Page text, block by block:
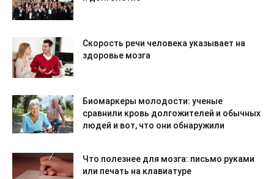
Скорость речи человека указывает на
здоровье мозга
Биомаркеры молодости: ученые
сравнили кровь долгожителей и обычных
людей и вот, что они обнаружили
Что полезнее для мозга: письмо руками
или печать на клавиатуре